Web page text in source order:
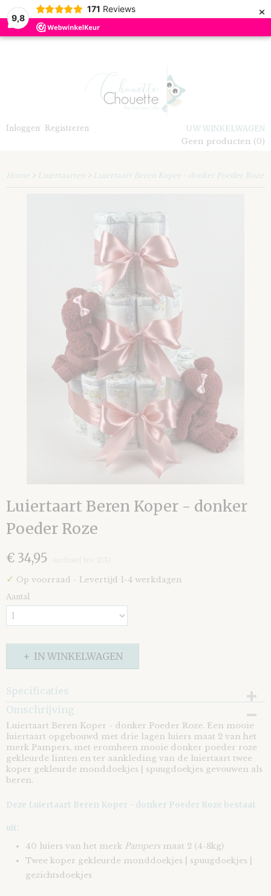
9,8
171 Reviews ×
Inloggen Registreren
UW WINKELWAGEN
Geen producten (0)
Home > Luiertaarten > Luiertaart Beren Koper - donker Poeder Roze
Luiertaart Beren Koper - donker
Poeder Roze
€ 34,95
✓ Op voorraad - Levertijd 1-4 werkdagen
Aantal
IN WINKELWAGEN
Specificaties
EAN code
8721073410542
Omschrijving
Luiertaart Beren Koper - donker Poeder Roze. Een mooie
luiertaart opgebouwd met drie lagen luiers maat 2 van het
merk Pampers, met eromheen mooie donker poeder roze
gekleurde linten en ter aankleding van de luiertaart twee
koper gekleurde monddoekjes | spuugdoekjes gevouwen als
beren.
Deze Luiertaart Beren Koper - donker Poeder Roze bestaat
uit:
40 luiers van het merk Pampers maat 2 (4-8kg)
Twee koper gekleurde monddoekjes | spuugdoekjes |
gezichtsdoekjes